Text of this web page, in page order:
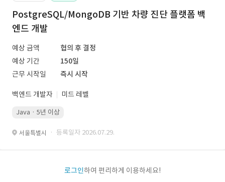
PostgreSQL/MongoDB 기반 차량 진단 플랫폼 백
엔드 개발
예상 금액
협의 후 결정
예상 기간
150일
근무 시작일
즉시 시작
백엔드 개발자 미드 레벨
Java · 5년 이상
서울특별시 · 등록일자 2026.07.29.
로그인하여 편리하게 이용하세요!